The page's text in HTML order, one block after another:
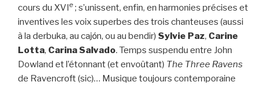
cours du XVIe ; s’unissent, enfin, en harmonies précises et
inventives les voix superbes des trois chanteuses (aussi
à la derbuka, au cajόn, ou au bendir) Sylvie Paz, Carine
Lotta, Carina Salvado. Temps suspendu entre John
Dowland et l’étonnant (et envoûtant) The Three Ravens
de Ravencroft (sic)… Musique toujours contemporaine